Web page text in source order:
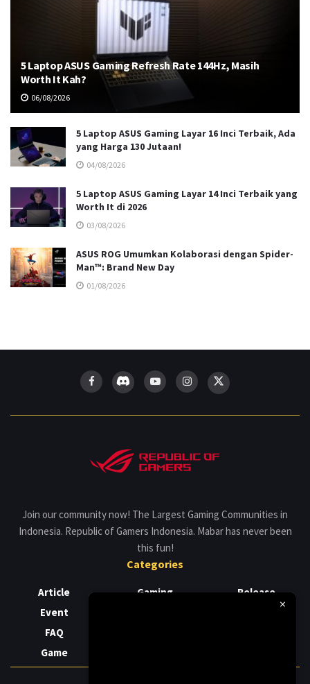
5 Laptop ASUS Gaming Refresh Rate 144Hz, Masih
Worth It Kah?
06/08/2026
5 Laptop ASUS Gaming Layar 16 Inci Terbaik, Ada
yang Harga 130 Jutaan!
04/08/2026
5 Laptop ASUS Gaming Layar 14 Inci Terbaik yang
Worth It di 2026
03/08/2026
ASUS ROG Umumkan Kolaborasi dengan Spider-
Man™: Brand New Day
01/08/2026
Join our community now! The Largest Gaming Communities in
Indonesia. Republic of Gamers Indonesia. Mabar has never been
this fun!
Categories
Article
Event
FAQ
Game
Gaming
Release
×